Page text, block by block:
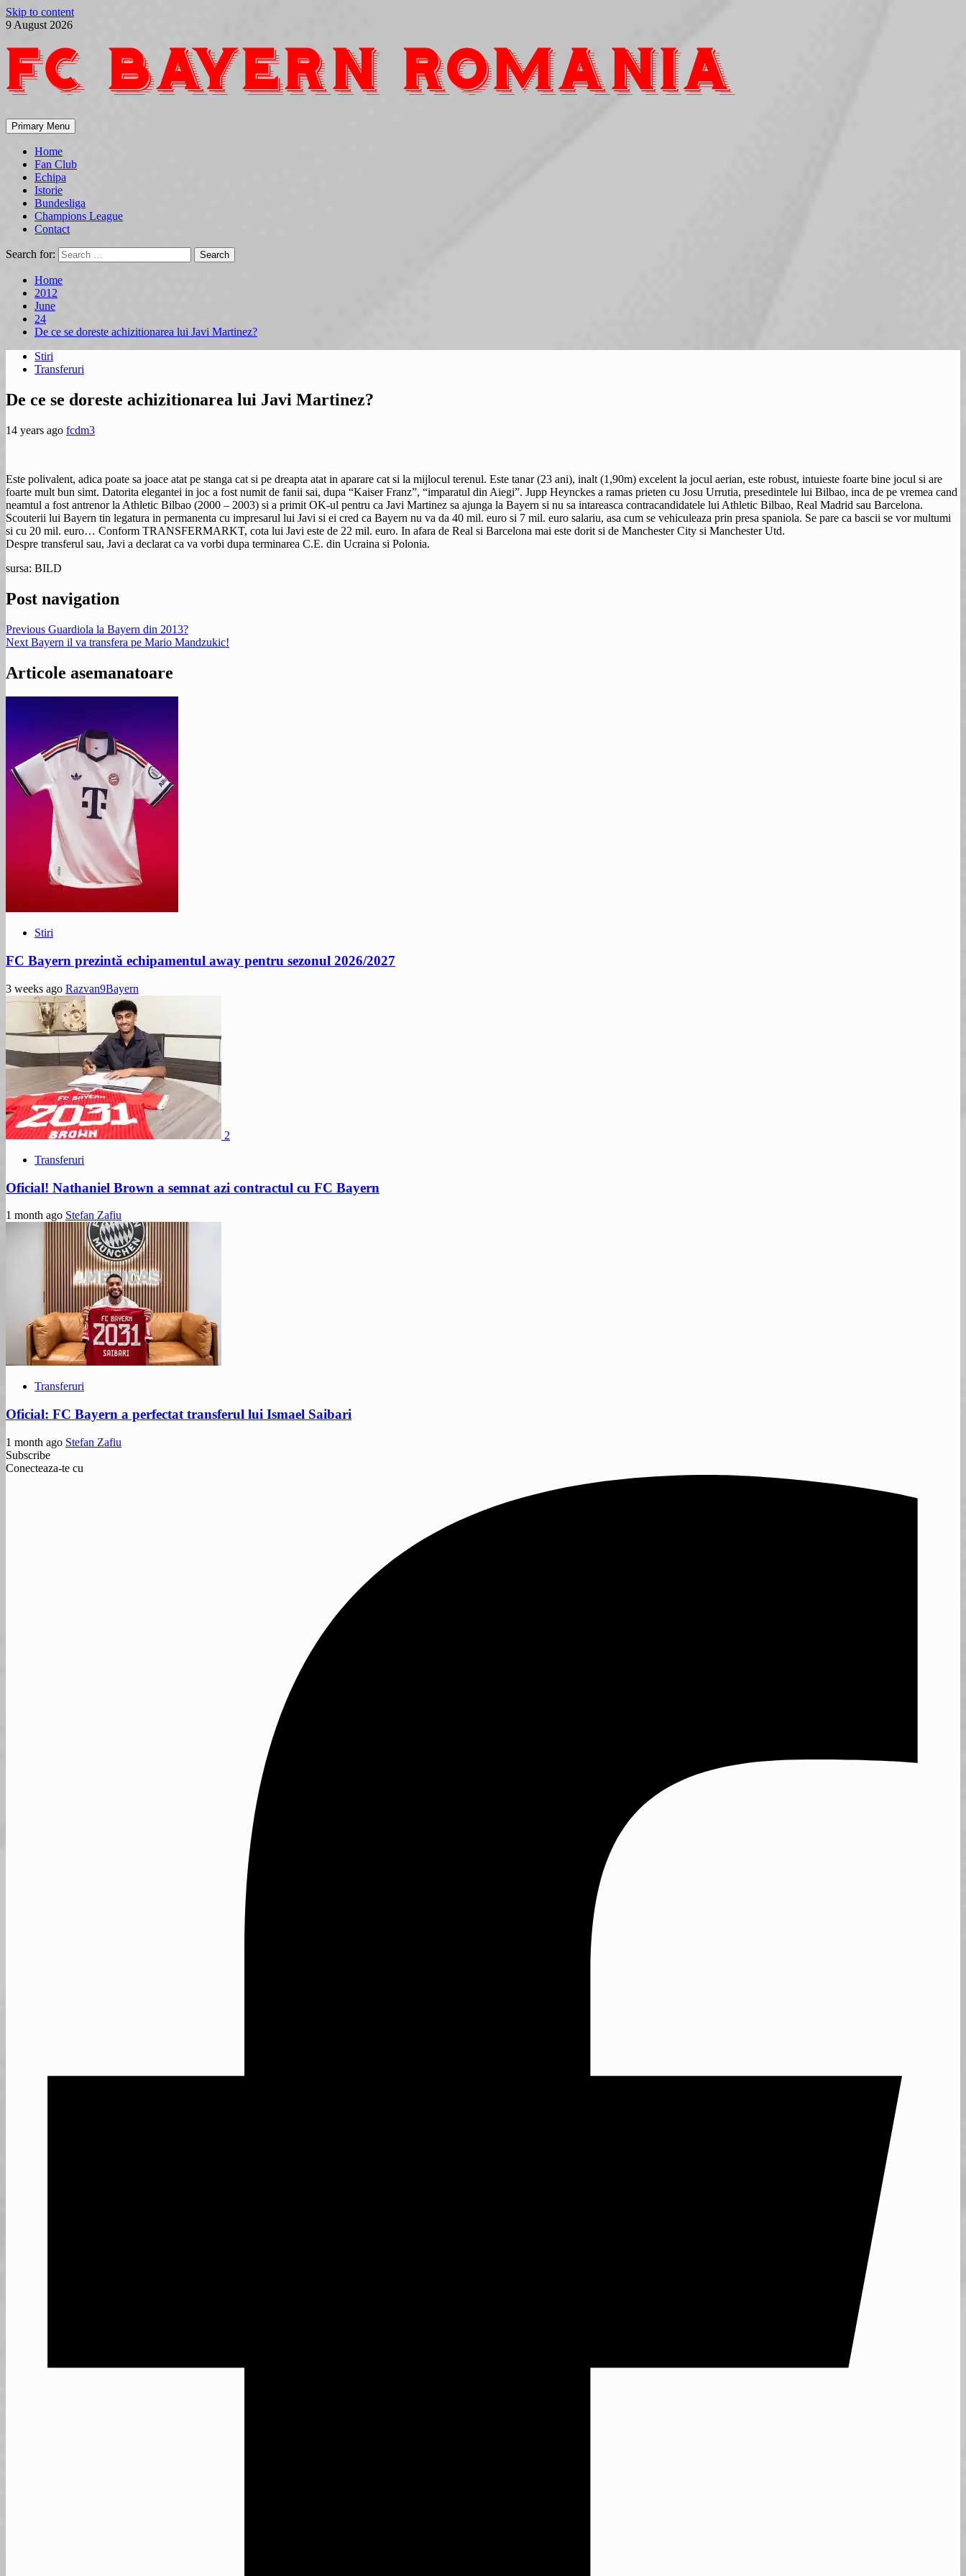
Skip to content
9 August 2026
Primary Menu
Home
Fan Club
Echipa
Istorie
Bundesliga
Champions League
Contact
Search for:
Home
2012
June
24
De ce se doreste achizitionarea lui Javi Martinez?
Stiri
Transferuri
De ce se doreste achizitionarea lui Javi Martinez?
14 years ago fcdm3
Este polivalent, adica poate sa joace atat pe stanga cat si pe dreapta atat in aparare cat si la mijlocul terenul. Este tanar (23 ani), inalt (1,90m) excelent la jocul aerian, este robust, intuieste foarte bine jocul si are
foarte mult bun simt. Datorita elegantei in joc a fost numit de fanii sai, dupa “Kaiser Franz”, “imparatul din Aiegi”. Jupp Heynckes a ramas prieten cu Josu Urrutia, presedintele lui Bilbao, inca de pe vremea cand
neamtul a fost antrenor la Athletic Bilbao (2000 – 2003) si a primit OK-ul pentru ca Javi Martinez sa ajunga la Bayern si nu sa intareasca contracandidatele lui Athletic Bilbao, Real Madrid sau Barcelona.
Scouterii lui Bayern tin legatura in permanenta cu impresarul lui Javi si ei cred ca Bayern nu va da 40 mil. euro si 7 mil. euro salariu, asa cum se vehiculeaza prin presa spaniola. Se pare ca bascii se vor multumi
si cu 20 mil. euro… Conform TRANSFERMARKT, cota lui Javi este de 22 mil. euro. In afara de Real si Barcelona mai este dorit si de Manchester City si Manchester Utd.
Despre transferul sau, Javi a declarat ca va vorbi dupa terminarea C.E. din Ucraina si Polonia.
sursa: BILD
Post navigation
Previous Guardiola la Bayern din 2013?
Next Bayern il va transfera pe Mario Mandzukic!
Articole asemanatoare
Stiri
FC Bayern prezintă echipamentul away pentru sezonul 2026/2027
3 weeks ago Razvan9Bayern
2
Transferuri
Oficial! Nathaniel Brown a semnat azi contractul cu FC Bayern
1 month ago Stefan Zafiu
Transferuri
Oficial: FC Bayern a perfectat transferul lui Ismael Saibari
1 month ago Stefan Zafiu
Subscribe
Conecteaza-te cu